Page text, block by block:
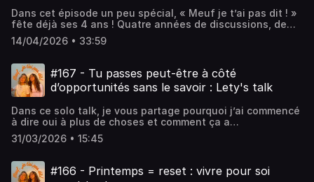
Dans cet épisode un peu spécial, « Meuf je t’ai pas dit ! »
fête déjà ses 4 ans ! Quatre années de discussions, de
rires, de confidences… et surtout quatre années avec
vous, alors merci infiniment d’être toujours au rendez-
a décidé de faire un épisode FAQ. On est super
reconnaissantes pour tout votre soutien depuis le début
et on a hâte de continuer cette aventure avec vous !
@letycja_k
@natalia.ptkhttps://www.instagram.com/
: @meufjetaipasdit @letycja_k
@natalia.ptkhttps://www.tiktok.com/@letycja_khttps://
@NataliaOliviaPtkhttps://www.youtube.com/
14/04/2026 • 33:59
#167 - Tu passes peut-être à côté
d’opportunités sans le savoir : Lety's talk
Dans ce solo talk, je vous partage pourquoi j’ai commencé
à dire oui à plus de choses et comment ça a
complètement changé ma vie sociale et mes opportunités.
Entre rencontres, événements et sorties de zone de
peut créer un vrai effet domino ! Enjoyyyy! Lety
:) Retrouvez-nous sur Instagram : @meufjetaipasdit
31/03/2026 • 15:45
#166 - Printemps = reset : vivre pour soi